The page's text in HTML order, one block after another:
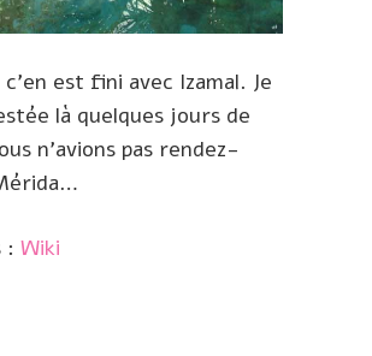
est fini avec Izamal. Je
là quelques jours de
n’avions pas rendez-
: Wiki